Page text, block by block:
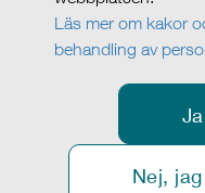
Läs mer om kakor
behandling av
Nej,